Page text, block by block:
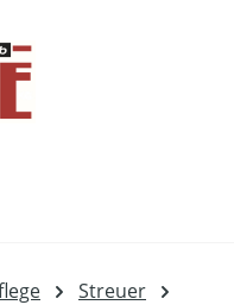
Streuer